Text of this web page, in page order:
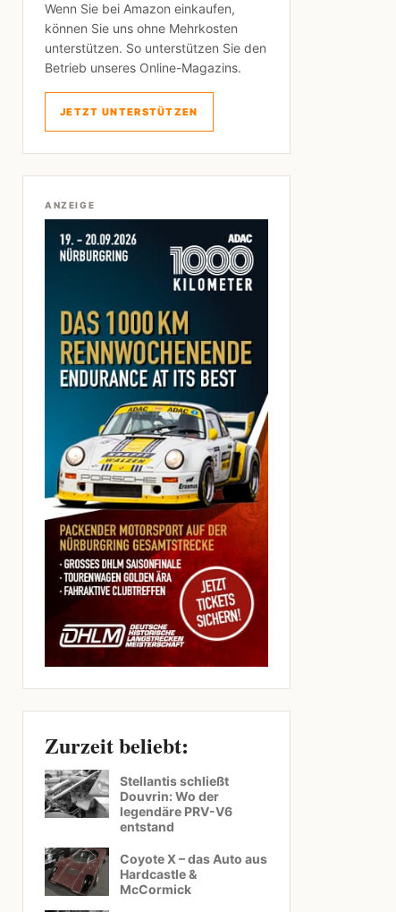
Wenn Sie bei Amazon einkaufen,
können Sie uns ohne Mehrkosten
unterstützen. So unterstützen Sie den
Betrieb unseres Online-Magazins.
JETZT UNTERSTÜTZEN
ANZEIGE
Zurzeit beliebt:
Stellantis schließt
Douvrin: Wo der
legendäre PRV-V6
entstand
Coyote X – das Auto aus
Hardcastle &
McCormick